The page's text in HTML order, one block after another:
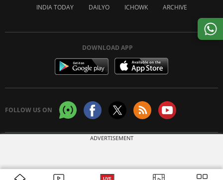
INDIA TODAY DAILYO ICHOWK ARCHIVE
DOWNLOAD APP
FOLLOW US ON
ADVERTISEMENT